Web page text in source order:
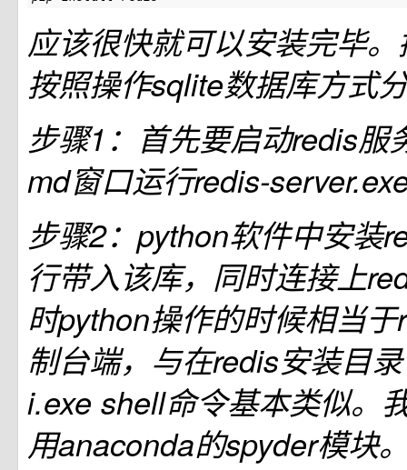
应该很快就可以安装完毕
按照操作sqlite数据库方式
步骤1：首先要启动redis服
md窗口运行redis-
步骤2：python软件中安装
行带入该库，同时连接上
时python操作的时候相当
制台端，与在redis安装目
i.exe shell命令基本类似。
用anaconda的spyder模块